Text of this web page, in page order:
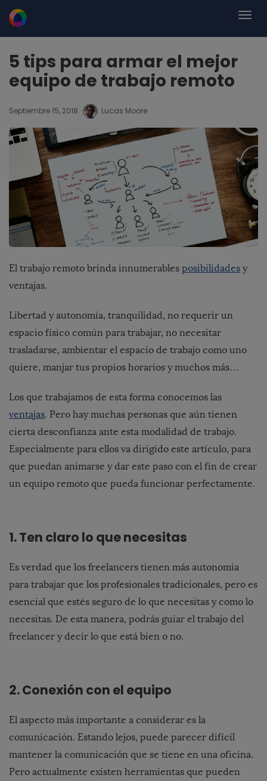
5 tips para armar el mejor
equipo de trabajo remoto
Septiembre 15, 2018 Lucas Moore
El trabajo remoto brinda innumerables posibilidades y
ventajas.
Libertad y autonomía, tranquilidad, no requerir un
espacio físico común para trabajar, no necesitar
trasladarse, ambientar el espacio de trabajo como uno
quiere, manjar tus propios horarios y muchos más…
Los que trabajamos de esta forma conocemos las
ventajas. Pero hay muchas personas que aún tienen
cierta desconfianza ante esta modalidad de trabajo.
Especialmente para ellos va dirigido este artículo, para
que puedan animarse y dar este paso con el fin de crear
un equipo remoto que pueda funcionar perfectamente.
1. Ten claro lo que necesitas
Es verdad que los freelancers tienen más autonomia
para trabajar que los profesionales tradicionales, pero es
esencial que estés seguro de lo que necesitas y como lo
necesitas. De esta manera, podrás guiar el trabajo del
freelancer y decir lo que está bien o no.
2. Conexión con el equipo
El aspecto más importante a considerar es la
comunicación. Estando lejos, puede parecer difícil
mantener la comunicación que se tiene en una oficina.
Pero actualmente existen herramientas que pueden